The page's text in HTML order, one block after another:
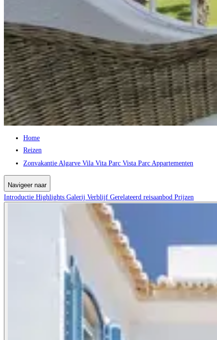
Home
Reizen
Zonvakantie Algarve Vila Vita Parc Vista Parc Appartementen
Navigeer naar
Introductie Highlights Galerij Verblijf Gerelateerd reisaanbod Prijzen